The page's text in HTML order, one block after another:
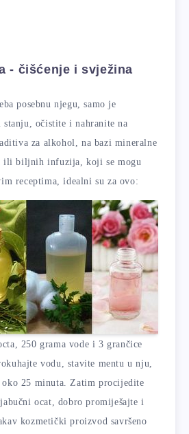
- čišćenje i svježina
posebnu njegu, samo je
stanju, očistite i nahranite na
za alkohol, na bazi mineralne
ili biljnih infuzija, koji se mogu
receptima, idealni su za ovo:
250 grama vode i 3 grančice
vodu, stavite mentu u nju,
oko 25 minuta. Zatim procijedite
ocat, dobro promiješajte i
kozmetički proizvod savršeno